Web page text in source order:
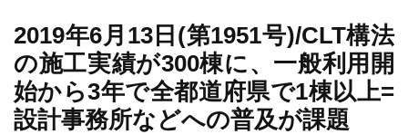
2019年6月13日(第1951号)/CLT構法
の施工実績が300棟に、一般利用開
始から3年で全都道府県で1棟以上=
設計事務所などへの普及が課題